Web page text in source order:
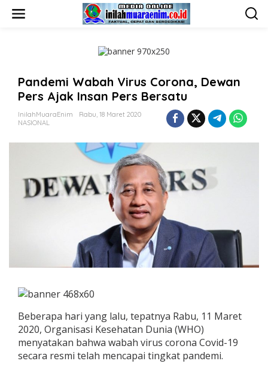
Pandemi Wabah Virus Corona, Dewan
Pers Ajak Insan Pers Bersatu
InilahMuaraEnim
Rabu, 18 Maret 2020
NASIONAL
Beberapa hari yang lalu, tepatnya Rabu, 11 Maret
2020, Organisasi Kesehatan Dunia (WHO)
menyatakan bahwa wabah virus corona Covid-19
secara resmi telah mencapai tingkat pandemi.